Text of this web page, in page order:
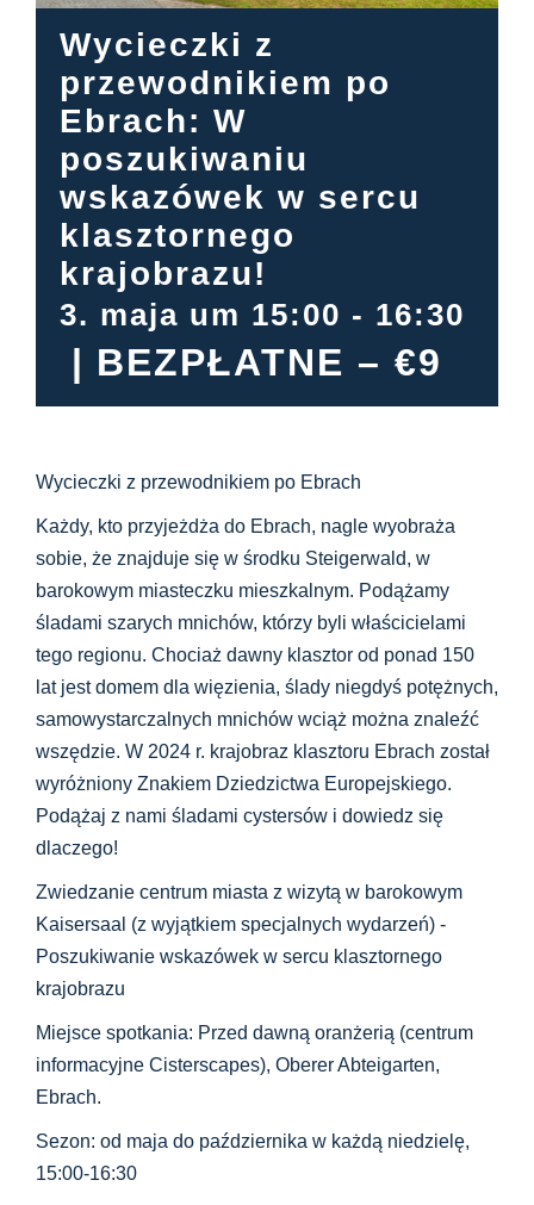
Centrum informacyjne
Pliki do pobrania
Miejsce nauki
Dziedzictwo kulinarne
Łatwy język
Polski
Wycieczki z
przewodnikiem po
Ebrach: W
poszukiwaniu
wskazówek w sercu
klasztornego
krajobrazu!
3. maja um 15:00 - 16:30
| BEZPŁATNE – €9
Wycieczki z przewodnikiem po Ebrach
Każdy, kto przyjeżdża do Ebrach, nagle wyobraża
sobie, że znajduje się w środku Steigerwald, w
barokowym miasteczku mieszkalnym. Podążamy
śladami szarych mnichów, którzy byli właścicielami
tego regionu. Chociaż dawny klasztor od ponad 150
lat jest domem dla więzienia, ślady niegdyś potężnych,
samowystarczalnych mnichów wciąż można znaleźć
wszędzie. W 2024 r. krajobraz klasztoru Ebrach został
wyróżniony Znakiem Dziedzictwa Europejskiego.
Podążaj z nami śladami cystersów i dowiedz się
dlaczego!
Zwiedzanie centrum miasta z wizytą w barokowym
Kaisersaal (z wyjątkiem specjalnych wydarzeń) -
Poszukiwanie wskazówek w sercu klasztornego
krajobrazu
Miejsce spotkania: Przed dawną oranżerią (centrum
informacyjne Cisterscapes), Oberer Abteigarten,
Ebrach.
Sezon: od maja do października w każdą niedzielę,
15:00-16:30